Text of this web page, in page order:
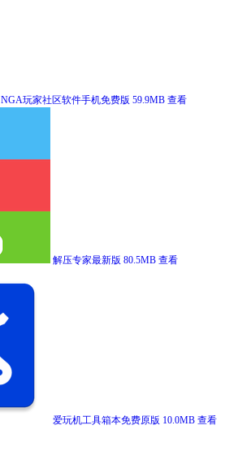
NGA玩家社区软件手机免费版 59.9MB 查看
解压专家最新版 80.5MB 查看
爱玩机工具箱本免费原版 10.0MB 查看